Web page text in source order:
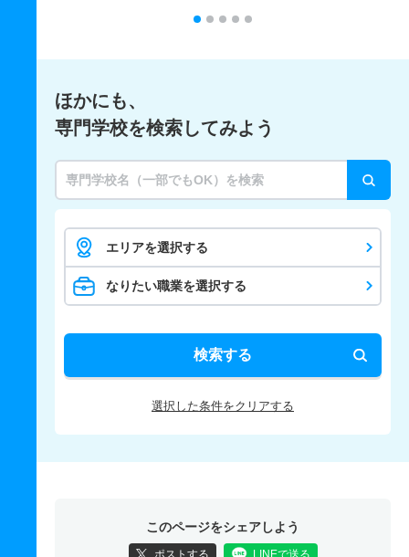
ほかにも、
専門学校を検索してみよう
エリアを選択する
なりたい職業を選択する
検索する
選択した条件をクリアする
このページをシェアしよう
ポストする LINEで送る